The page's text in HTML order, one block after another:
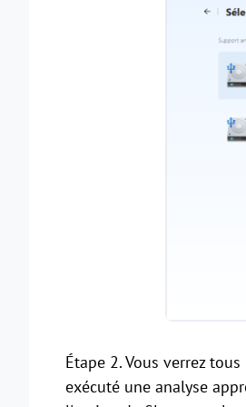
Étape 2. Vous verrez
exécuté une analyse